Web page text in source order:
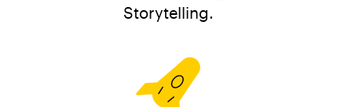
Storytelling.